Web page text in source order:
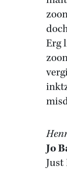
Erg
Jo
Just